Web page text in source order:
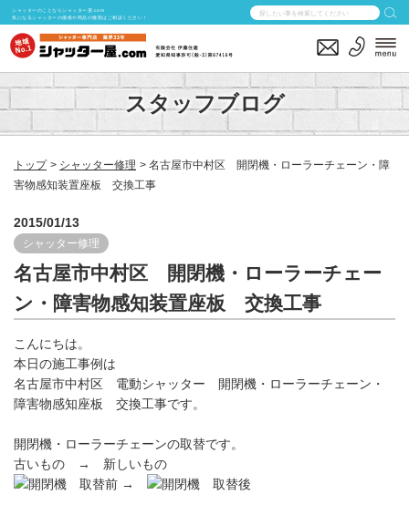
シャッターのことならシャッター屋.com
気になるシャッターの価格や商品の種類はご相談ください！
スタッフブログ
トップ シャッター修理
名古屋市中村区 開閉機・ローラーチェーン・障
害物感知装置座板 交換工事
2015/01/13
シャッター修理
名古屋市中村区 開閉機・ローラーチェー
ン・障害物感知装置座板 交換工事
こんにちは。
本日の施工事例は
名古屋市中村区 電動シャッター 開閉機・ローラーチェーン・
障害物感知座板 交換工事です。
開閉機・ローラーチェーンの取替です。
古いもの → 新しいもの
→